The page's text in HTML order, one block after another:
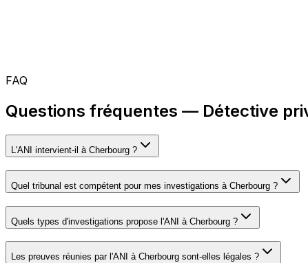
FAQ
Questions fréquentes — Détective
L'ANI intervient-il à Cherbourg ?
Quel tribunal est compétent pour mes investigations à Cherbourg ?
Quels types d'investigations propose l'ANI à Cherbourg ?
Les preuves réunies par l'ANI à Cherbourg sont-elles légales ?